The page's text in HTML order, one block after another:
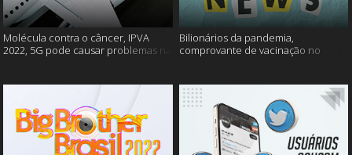
Molécula contra o câncer, IPVA
2022, 5G pode causar problemas na
Bilionários da pandemia,
comprovante de vacinação no